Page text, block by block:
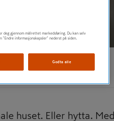
huset. Eller hytta. Med
deg gjennom målrettet markedsføring. Du kan selv
informasjonskapsler" nederst på siden.
Godta alle